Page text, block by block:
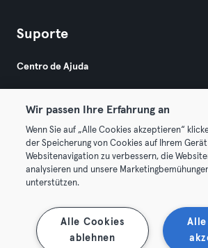
Suporte
Centro de Ajuda
© 2026 Urban Sports Group GmbH. All
Termos & Condições
Rescindir contratos aqui Cancelar
Wir passen Ihre Erfahrung an
Wenn Sie auf „Alle Cookies akzeptieren“
der Speicherung von Cookies auf Ihrem
Websitenavigation zu verbessern, die
analysieren und unsere
unterstützen.
Alle
Alle Cookies
ablehnen